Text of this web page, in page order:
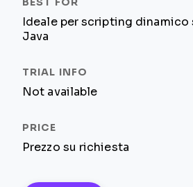
Ideale per scripting
Java
Not available
Prezzo su richiesta